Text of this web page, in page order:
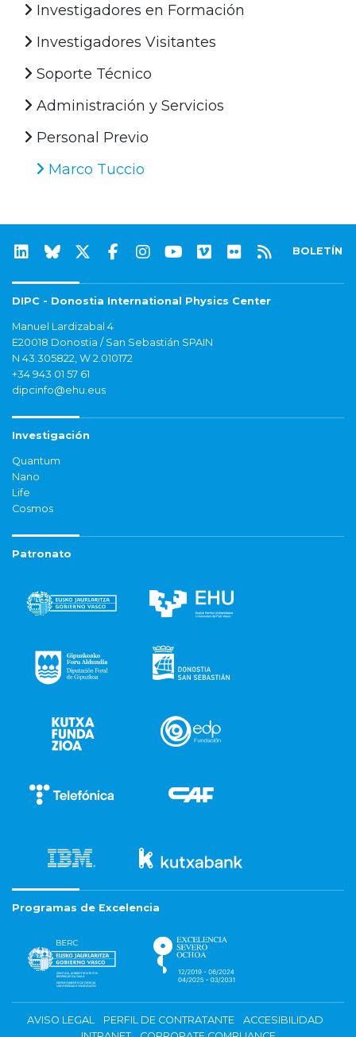
Investigadores en Formación
Investigadores Visitantes
Soporte Técnico
Administración y Servicios
Personal Previo
Marco Tuccio
BOLETÍN
DIPC - Donostia International Physics Center
Manuel Lardizabal 4
E20018 Donostia / San Sebastián SPAIN
N 43.305822, W 2.010172
+34 943 01 57 61
dipcinfo@ehu.eus
Investigación
Quantum
Nano
Life
Cosmos
Patronato
Programas de Excelencia
AVISO LEGAL PERFIL DE CONTRATANTE
ACCESIBILIDAD